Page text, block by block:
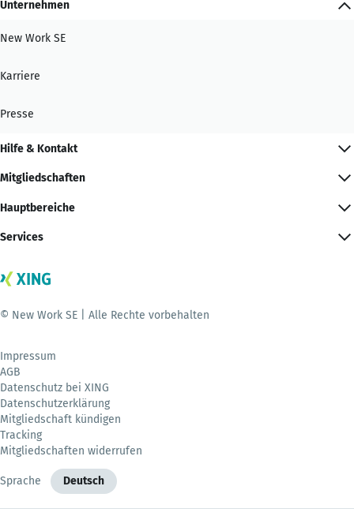
Unternehmen
New Work SE
Karriere
Presse
Hilfe & Kontakt
Mitgliedschaften
Hauptbereiche
Services
© New Work SE | Alle Rechte vorbehalten
Impressum
AGB
Datenschutz bei XING
Datenschutzerklärung
Mitgliedschaft kündigen
Tracking
Mitgliedschaften widerrufen
Sprache Deutsch